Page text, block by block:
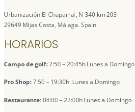
Urbanización El Chaparral, N-340 km 203
29649 Mijas Costa, Málaga. Spain
HORARIOS
Campo de golf:7:50 – 20:45h Lunes a Domingo
Pro Shop:7:50 – 19:30h Lunes a Domingo
Restaurante: 08:00 – 22:00h Lunes a Domingo